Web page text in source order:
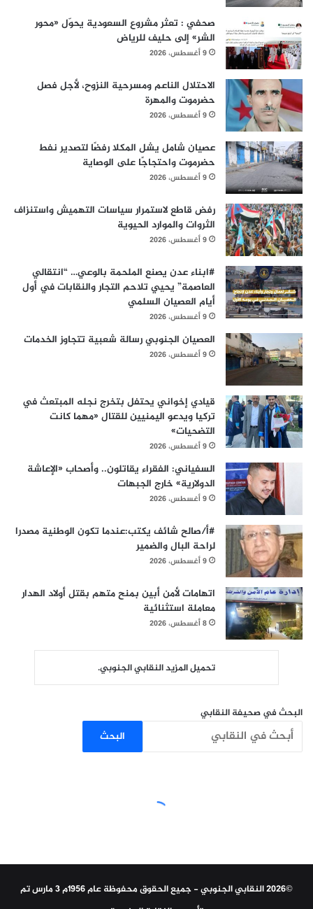
صحفي : تعثر مشروع السعودية يحوّل «محور
الشر» إلى حليف للرياض
9 أغسطس، 2026
الاحتلال الناعم ومسرحية النزوح، لأجل فصل
حضرموت والمهرة
9 أغسطس، 2026
عصيان شامل يشل المكلا رفضًا لتصدير نفط
حضرموت واحتجاجًا على الوصاية
9 أغسطس، 2026
رفض قاطع لاستمرار سياسات التهميش واستنزاف
الثروات والموارد الحيوية
9 أغسطس، 2026
#ابناء عدن يصنع الملحمة بالوعي… “انتقالي
العاصمة” يحيي تلاحم التجار والنقابات في أول
أيام العصيان السلمي
9 أغسطس، 2026
العصيان الجنوبي رسالة شعبية تتجاوز الخدمات
9 أغسطس، 2026
قيادي إخواني يحتفل بتخرج نجله المبتعث في
تركيا ويدعو اليمنيين للقتال «مهما كانت
التضحيات»
9 أغسطس، 2026
السفياني: الفقراء يقاتلون.. وأصحاب «الإعاشة
الدولارية» خارج الجبهات
9 أغسطس، 2026
#أ/صالح شائف يكتب:عندما تكون الوطنية مصدرا
لراحة البال والضمير
9 أغسطس، 2026
اتهامات لأمن أبين بمنح متهم بقتل أولاد الهدار
معاملة استثنائية
8 أغسطس، 2026
تحميل المزيد النقابي الجنوبي.
البحث في صحيفة النقابي
البحث
©2026 النقابي الجنوبي - جميع الحقوق محفوظة عام 1956م 3 مارس تم